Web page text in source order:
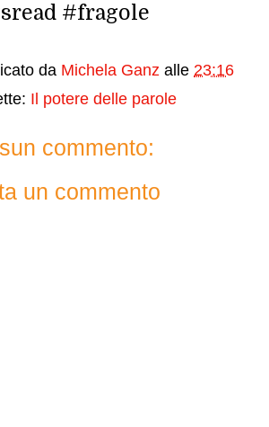
#fragole
da Michela Ganz alle 23:16
Il potere delle parole
commento:
un commento